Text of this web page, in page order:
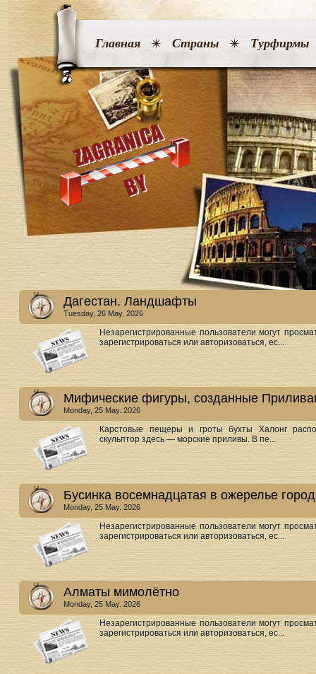
Главная Страны Турфирмы
Дагестан. Ландшафты
Tuesday, 26 May. 2026
Незарегистрированные пользователи могут
зарегистрироваться или авторизоваться, ес...
Мифические фигуры, созданные
Monday, 25 May. 2026
Карстовые пещеры и гроты бухты Халонг
скульптор здесь — морские приливы. В пе...
Бусинка восемнадцатая в ожерелье
Monday, 25 May. 2026
Незарегистрированные пользователи могут
зарегистрироваться или авторизоваться, ес...
Алматы мимолётно
Monday, 25 May. 2026
Незарегистрированные пользователи могут
зарегистрироваться или авторизоваться, ес...